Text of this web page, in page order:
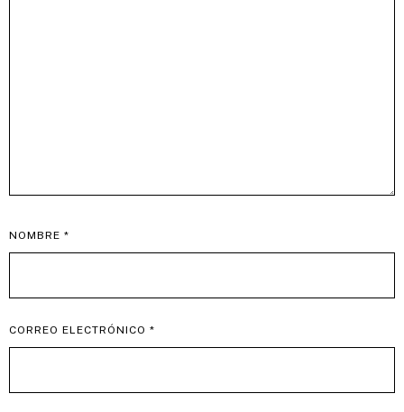
NOMBRE *
CORREO ELECTRÓNICO *